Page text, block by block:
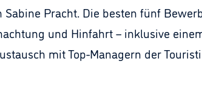
Pracht. Die besten fünf
und Hinfahrt – inklusive
mit Top-Managern der